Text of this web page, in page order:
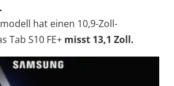
hat einen 10,9-Zoll-
Tab S10 FE+ misst 13,1 Zoll.